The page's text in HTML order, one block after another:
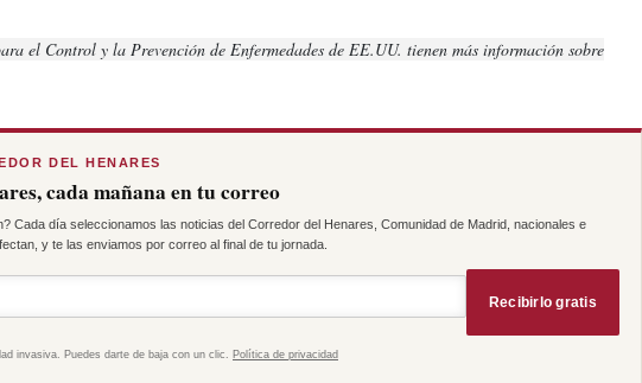
el Control y la Prevención de Enfermedades de EE.UU. tienen más información sobre
DEL HENARES
cada mañana en tu correo
Cada día seleccionamos las noticias del Corredor del Henares, Comunidad de Madrid, nacionales e
y te las enviamos por correo al final de tu jornada.
Recibirlo gratis
invasiva. Puedes darte de baja con un clic. Política de privacidad